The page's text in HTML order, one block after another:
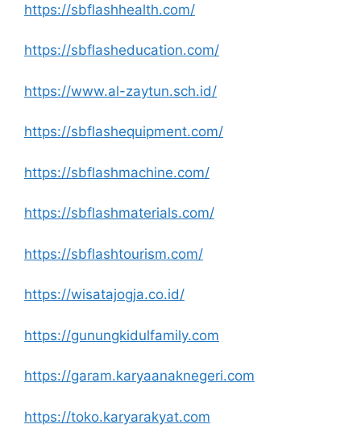
https://sbflashhealth.com/
https://sbflasheducation.com/
https://www.al-zaytun.sch.id/
https://sbflashequipment.com/
https://sbflashmachine.com/
https://sbflashmaterials.com/
https://sbflashtourism.com/
https://wisatajogja.co.id/
https://gunungkidulfamily.com
https://garam.karyaanaknegeri.com
https://toko.karyarakyat.com